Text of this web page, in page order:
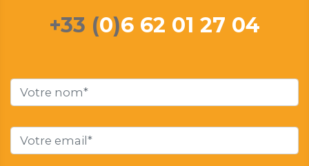
+33 (0)6 62 01 27 04